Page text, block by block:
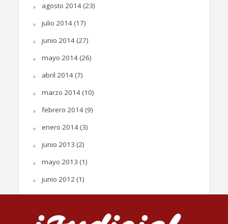
agosto 2014(23)
julio 2014(17)
junio 2014(27)
mayo 2014(26)
abril 2014(7)
marzo 2014(10)
febrero 2014(9)
enero 2014(3)
junio 2013 (2)
mayo 2013 (1)
junio 2012(1)